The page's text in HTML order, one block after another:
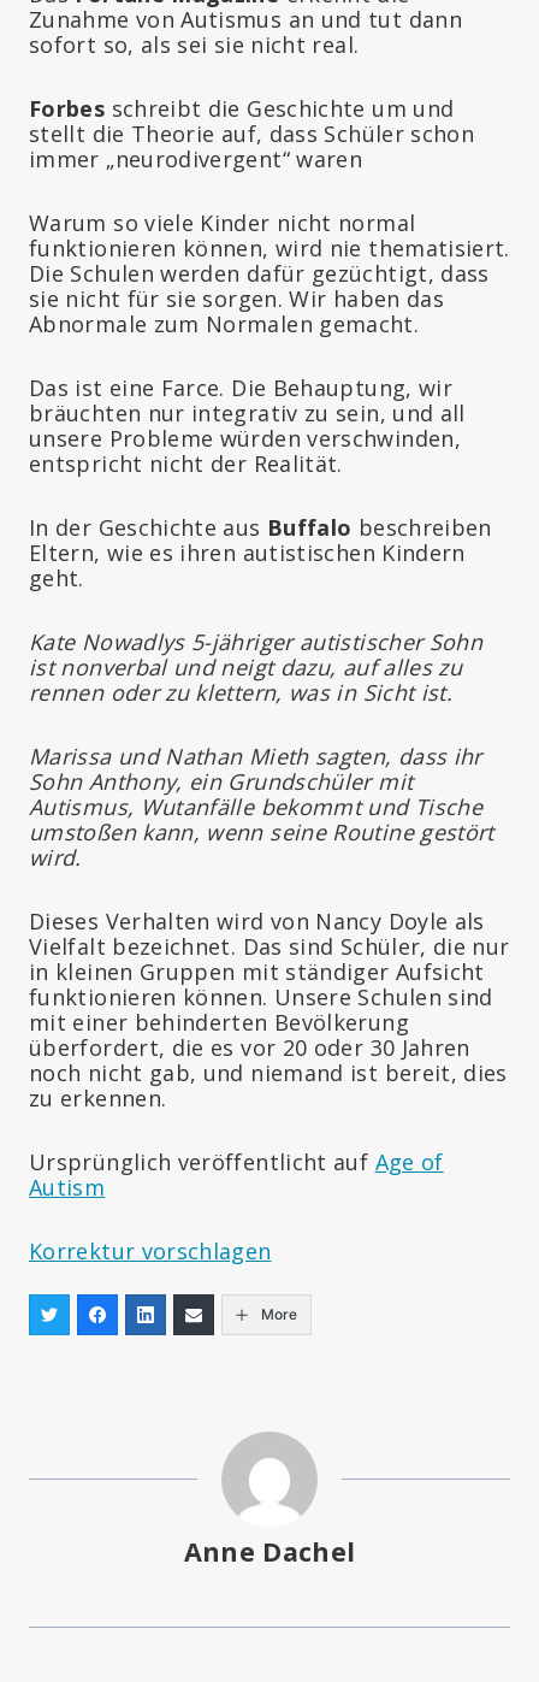
Zunahme von Autismus an und tut dann
sofort so, als sei sie nicht real.
Forbes schreibt die Geschichte um und
stellt die Theorie auf, dass Schüler schon
immer „neurodivergent“ waren
Warum so viele Kinder nicht normal
funktionieren können, wird nie thematisiert.
Die Schulen werden dafür gezüchtigt, dass
sie nicht für sie sorgen. Wir haben das
Abnormale zum Normalen gemacht.
Das ist eine Farce. Die Behauptung, wir
bräuchten nur integrativ zu sein, und all
unsere Probleme würden verschwinden,
entspricht nicht der Realität.
In der Geschichte aus Buffalo beschreiben
Eltern, wie es ihren autistischen Kindern
geht.
Kate Nowadlys 5-jähriger autistischer Sohn
ist nonverbal und neigt dazu, auf alles zu
rennen oder zu klettern, was in Sicht ist.
Marissa und Nathan Mieth sagten, dass ihr
Sohn Anthony, ein Grundschüler mit
Autismus, Wutanfälle bekommt und Tische
umstoßen kann, wenn seine Routine gestört
wird.
Dieses Verhalten wird von Nancy Doyle als
Vielfalt bezeichnet. Das sind Schüler, die nur
in kleinen Gruppen mit ständiger Aufsicht
funktionieren können. Unsere Schulen sind
mit einer behinderten Bevölkerung
überfordert, die es vor 20 oder 30 Jahren
noch nicht gab, und niemand ist bereit, dies
zu erkennen.
Ursprünglich veröffentlicht auf Age of
Autism
Korrektur vorschlagen
More
Anne Dachel